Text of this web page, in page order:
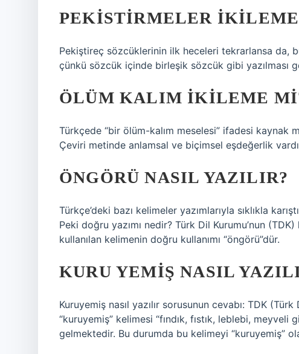
PEKISTIRMELER
Pekiştireç sözcüklerinin ilk heceleri tekrarlansa da,
çünkü sözcük içinde birleşik sözcük gibi yazılması
ÖLÜM KALIM IKILEME
Türkçede “bir ölüm-kalım meselesi” ifadesi kaynak
Çeviri metinde anlamsal ve biçimsel eşdeğerlik
ÖNGÖRÜ NASIL YAZILIR?
Türkçe’deki bazı kelimeler yazımlarıyla sıklıkla
Peki doğru yazımı nedir? Türk Dil Kurumu’nun
kullanılan kelimenin doğru kullanımı “öngörü”dür.
KURU YEMIŞ NASIL
Kuruyemiş nasıl yazılır sorusunun cevabı: TDK
“kuruyemiş” kelimesi “fındık, fıstık, leblebi, meyveli
gelmektedir. Bu durumda bu kelimeyi “kuruyemiş”